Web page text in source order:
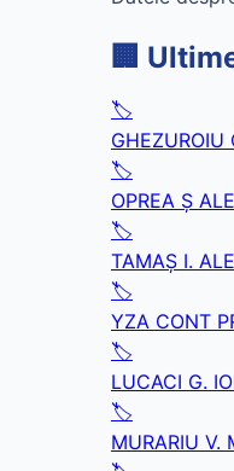
🏢
🏷️
GHEZUROIU
🏷️
OPREA Ş
🏷️
TAMAŞ I.
🏷️
YZA CONT
🏷️
LUCACI G.
🏷️
MURARIU V.